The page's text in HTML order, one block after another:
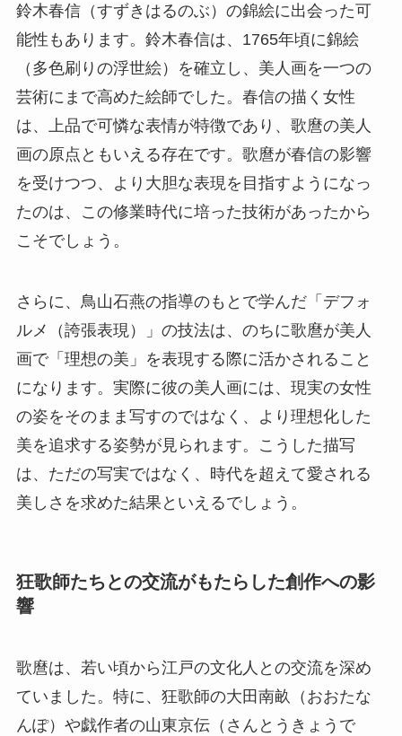
鈴木春信（すずきはるのぶ）の錦絵に出会った可
能性もあります。鈴木春信は、1765年頃に錦絵
（多色刷りの浮世絵）を確立し、美人画を一つの
芸術にまで高めた絵師でした。春信の描く女性
は、上品で可憐な表情が特徴であり、歌麿の美人
画の原点ともいえる存在です。歌麿が春信の影響
を受けつつ、より大胆な表現を目指すようになっ
たのは、この修業時代に培った技術があったから
こそでしょう。
さらに、鳥山石燕の指導のもとで学んだ「デフォ
ルメ（誇張表現）」の技法は、のちに歌麿が美人
画で「理想の美」を表現する際に活かされること
になります。実際に彼の美人画には、現実の女性
の姿をそのまま写すのではなく、より理想化した
美を追求する姿勢が見られます。こうした描写
は、ただの写実ではなく、時代を超えて愛される
美しさを求めた結果といえるでしょう。
狂歌師たちとの交流がもたらした創作への影
響
歌麿は、若い頃から江戸の文化人との交流を深め
ていました。特に、狂歌師の大田南畝（おおたな
んぽ）や戯作者の山東京伝（さんとうきょうで